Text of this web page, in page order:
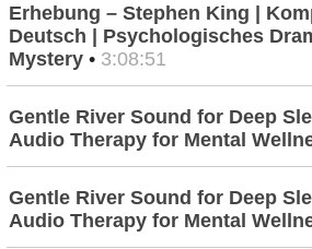
Erhebung – Stephen King |
Deutsch | Psychologisches
Mystery • 3:08:51
Gentle River Sound for Deep
Audio Therapy for Mental
Gentle River Sound for Deep
Audio Therapy for Mental